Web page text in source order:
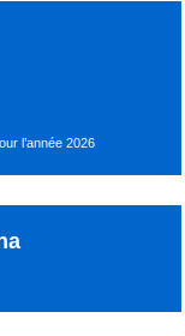
l’année 2026